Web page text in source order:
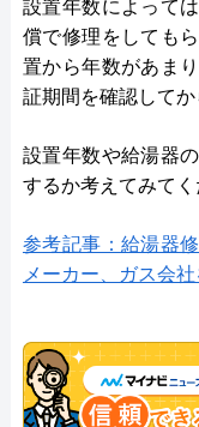
設置年数によって
償で修理をしても
置から年数があま
証期間を確認してか
設置年数や給湯器
するか考えてみてく
参考記事：給湯器
メーカー、ガス会